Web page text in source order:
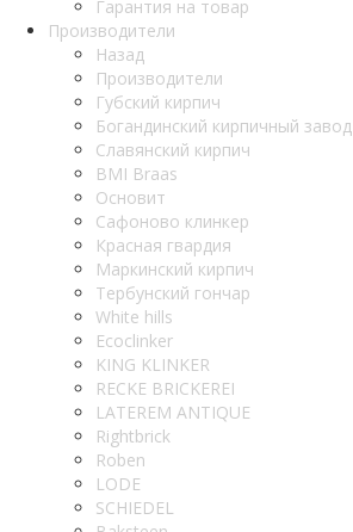
Гарантия на товар
Производители
Назад
Производители
Губский кирпич
Богандинский кирпичный завод
Славянский кирпич
BMI Braas
Основит
Сафоново клинкер
Красная гвардия
Маркинский кирпич
Тербунский гончар
White hills
Ecoclinker
KING KLINKER
RECKE BRICKEREI
LATEREM ANTIQUE
Rightbrick
Roben
LODE
SCHIEDEL